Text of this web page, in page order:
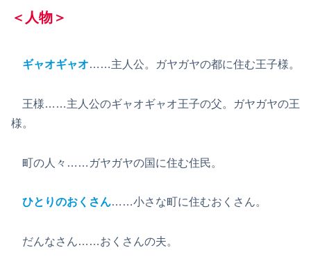
＜人物＞
ギャオギャオ……主人公。ガヤガヤの都に住む王子様。
王様……主人公のギャオギャオ王子の父。ガヤガヤの王
様。
町の人々……ガヤガヤの国に住む住民。
ひとりのおくさん……小さな町に住むおくさん。
だんなさん……おくさんの夫。